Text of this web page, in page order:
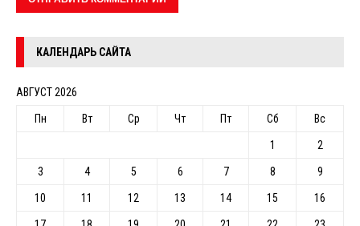
КАЛЕНДАРЬ САЙТА
АВГУСТ 2026
Пн Вт Ср Чт Пт Сб Вс
1 2
3 4 5 6 7 8 9
10 11 12 13 14 15 16